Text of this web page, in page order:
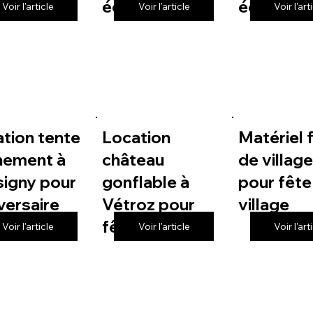
village
Voir l'article
écoleVoir l'article
écoleVoir
tente
à
pour
Voir l'article
Location
château
gonflable à
Vétroz pour
fête de village
Voir l'article
Matériel
de
pour
village
Voir